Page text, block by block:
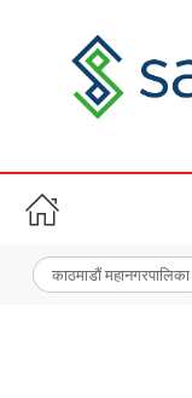
काठमाडौं महानगरपालिका